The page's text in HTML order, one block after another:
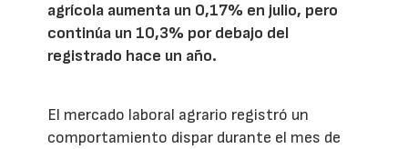
agrícola aumenta un 0,17% en julio, pero
continúa un 10,3% por debajo del
registrado hace un año.
El mercado laboral agrario registró un
comportamiento dispar durante el mes de